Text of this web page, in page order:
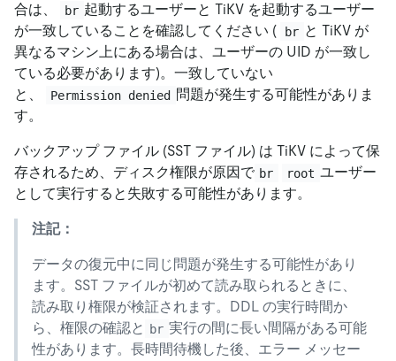
合は、
br 起動するユーザーと TiKV を起動するユーザー
が一致していることを確認してください (
br と TiKV が
異なるマシン上にある場合は、ユーザーの UID が一致し
ている必要があります)。一致していない
と、
Permission denied 問題が発生する可能性がありま
す。
バックアップ ファイル (SST ファイル) は TiKV によって保
存されるため、ディスク権限が原因で br root ユーザー
として実行すると失敗する可能性があります。
注記：
データの復元中に同じ問題が発生する可能性があり
ます。SST ファイルが初めて読み取られるときに、
読み取り権限が検証されます。DDL の実行時間か
ら、権限の確認と br 実行の間に長い間隔がある可能
性があります。長時間待機した後、エラー メッセー